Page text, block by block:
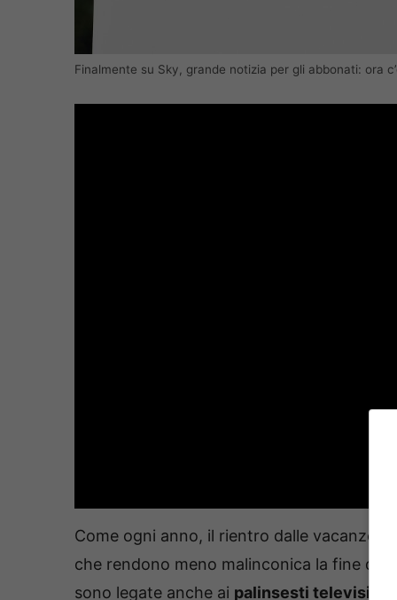
Finalmente su Sky, grande notizia per gli abbonati: ora
Come ogni anno, il rientro dalle vacanze
che rendono meno malinconica la fine
sono legate anche ai palinsesti televisivi